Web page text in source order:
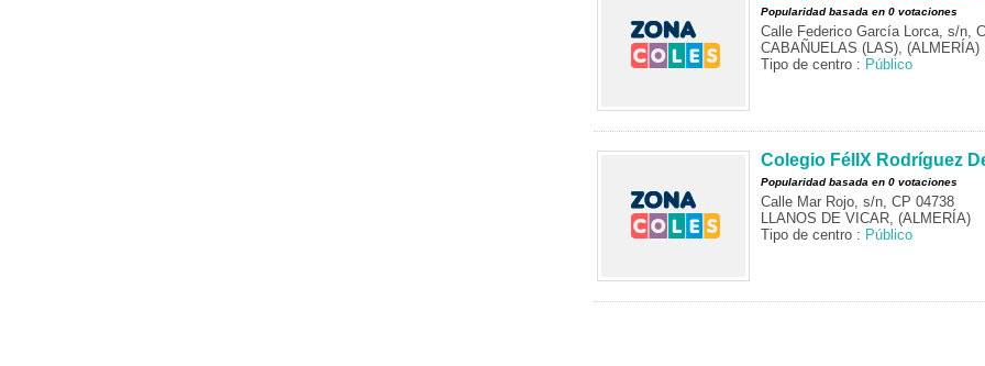
Popularidad basada en 0 votaciones
Calle Federico García Lorca, s/n,
CABAÑUELAS (LAS), (ALMERÍA)
Tipo de centro : Público
Colegio FélIX Rodríguez
Popularidad basada en 0 votaciones
Calle Mar Rojo, s/n, CP 04738
LLANOS DE VICAR, (ALMERÍA)
Tipo de centro : Público